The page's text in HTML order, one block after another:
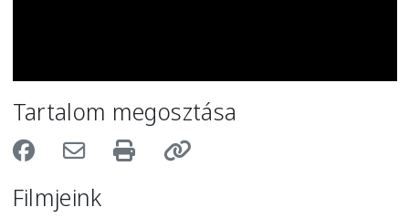
Filmjeink
Tartalom megosztása